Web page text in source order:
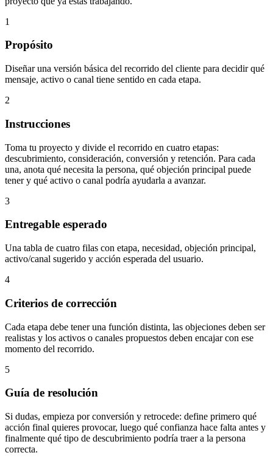
1
Propósito
Diseñar una versión básica del recorrido del cliente para decidir qué
mensaje, activo o canal tiene sentido en cada etapa.
2
Instrucciones
Toma tu proyecto y divide el recorrido en cuatro etapas:
descubrimiento, consideración, conversión y retención. Para cada
una, anota qué necesita la persona, qué objeción principal puede
tener y qué activo o canal podría ayudarla a avanzar.
3
Entregable esperado
Una tabla de cuatro filas con etapa, necesidad, objeción principal,
activo/canal sugerido y acción esperada del usuario.
4
Criterios de corrección
Cada etapa debe tener una función distinta, las objeciones deben ser
realistas y los activos o canales propuestos deben encajar con ese
momento del recorrido.
5
Guía de resolución
Si dudas, empieza por conversión y retrocede: define primero qué
acción final quieres provocar, luego qué confianza hace falta antes y
finalmente qué tipo de descubrimiento podría traer a la persona
correcta.